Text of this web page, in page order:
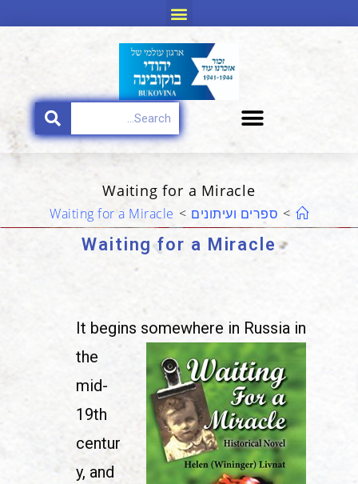
Waiting for a Miracle
> ספרים ועיתונים >
Waiting for a Miracle
Waiting for a Miracle
It begins somewhere in Russia in
the
mid-
19th
centur
y, and